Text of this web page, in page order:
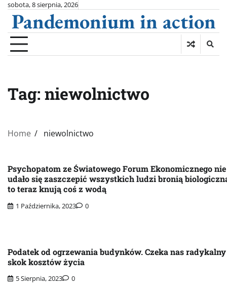
Skip
content
sobota, 8 sierpnia, 2026
Pandemonium in action
Tag: niewolnictwo
Home niewolnictwo
Psychopatom ze Światowego Forum Ekonomicznego nie
udało się zaszczepić wszystkich ludzi bronią
to teraz knują coś z wodą
1 Października, 2023 0
Podatek od ogrzewania budynków. Czeka nas radykalny
skok kosztów życia
5 Sierpnia, 2023 0